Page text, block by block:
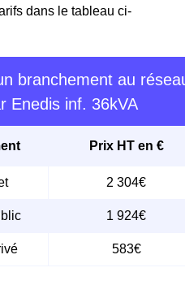
dans le tableau ci-
branchement au
Enedis inf. 36kVA
Prix HT en €
2 304€
1 924€
583€